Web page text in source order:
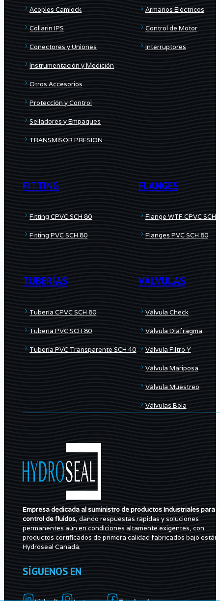
Acoples Camlock
Collarin IPS
Conectores y Uniones
Instrumentación y Medición
Otros Accesorios
Protección y Control
Selladores y Empaques
TRANSMISOR PRESION
Armarios Eléctricos
Control de Motor
Interruptores
FITTING
Fitting CPVC SCH 80
Fitting PVC SCH 80
FLANGES
Flange WTF CPVC SCH
Flanges PVC SCH 80
TUBERÍAS
Tubería CPVC SCH 80
Tubería PVC SCH 80
Tubería PVC Transparente SCH 40
VÁLVULAS
Válvula Check
Válvula Diafragma
Válvula Filtro Y
Válvula Mariposa
Válvula Muestreo
Válvulas Bola
Empresa dedicada al suministro de productos Industriales para
control de fluidos, dando respuestas rápidas y soluciones
permanentes aún en condiciones altamente exigentes, con
productos certificados de primera calidad fabricados bajo
Hydroseal Canadá.
SÍGUENOS EN